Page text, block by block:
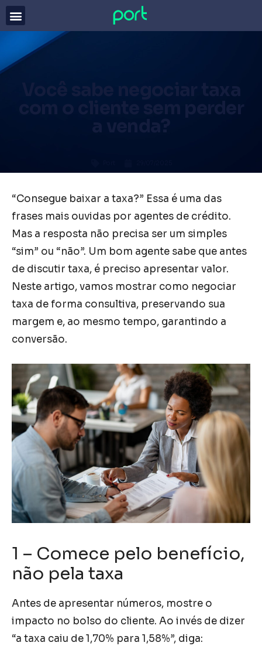
“Consegue baixar a taxa?” Essa é uma das
frases mais ouvidas por agentes de crédito.
Mas a resposta não precisa ser um simples
“sim” ou “não”. Um bom agente sabe que antes
de discutir taxa, é preciso apresentar valor.
Neste artigo, vamos mostrar como negociar
taxa de forma consultiva, preservando sua
margem e, ao mesmo tempo, garantindo a
conversão.
1 – Comece pelo benefício,
não pela taxa
Antes de apresentar números, mostre o
impacto no bolso do cliente. Ao invés de dizer
“a taxa caiu de 1,70% para 1,58%”, diga: